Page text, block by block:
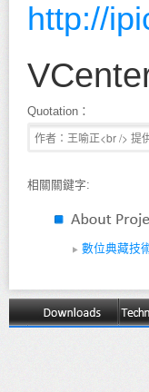
http://
Quotation：
相關關鍵字:
數位典藏技